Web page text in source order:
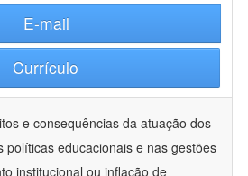
E-mail
Currículo
e consequências da atuação dos
políticas educacionais e nas gestões
institucional ou inflação de